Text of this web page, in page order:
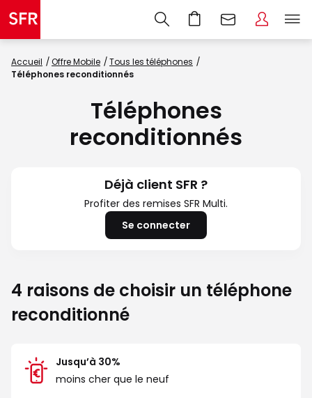
Accueil Offre Mobile
Tous les téléphones
Téléphones reconditionnés
Téléphones
reconditionnés
Déjà client SFR ?
Profiter des remises SFR Multi.
Se connecter
4 raisons de choisir un téléphone
reconditionné
Jusqu’à 30%
moins cher que le neuf